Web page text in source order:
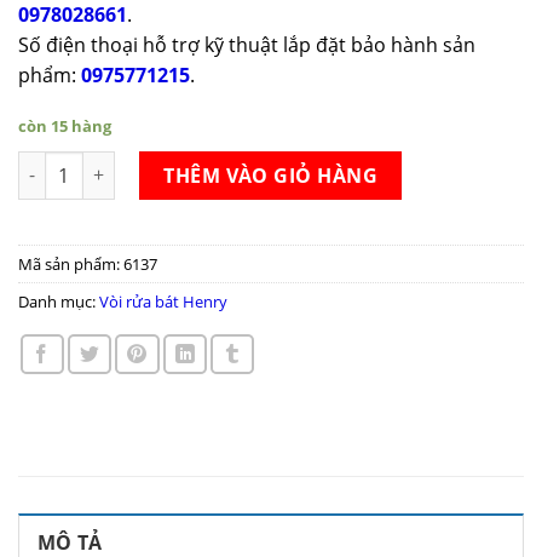
0978028661.
Số điện thoại hỗ trợ kỹ thuật lắp đặt bảo hành sản
phẩm: 0975771215.
còn 15 hàng
Vòi rửa bát Henry HR833 số lượng
THÊM VÀO GIỎ HÀNG
Mã sản phẩm:6137
Danh mục:Vòi rửa bát Henry
MÔ TẢ